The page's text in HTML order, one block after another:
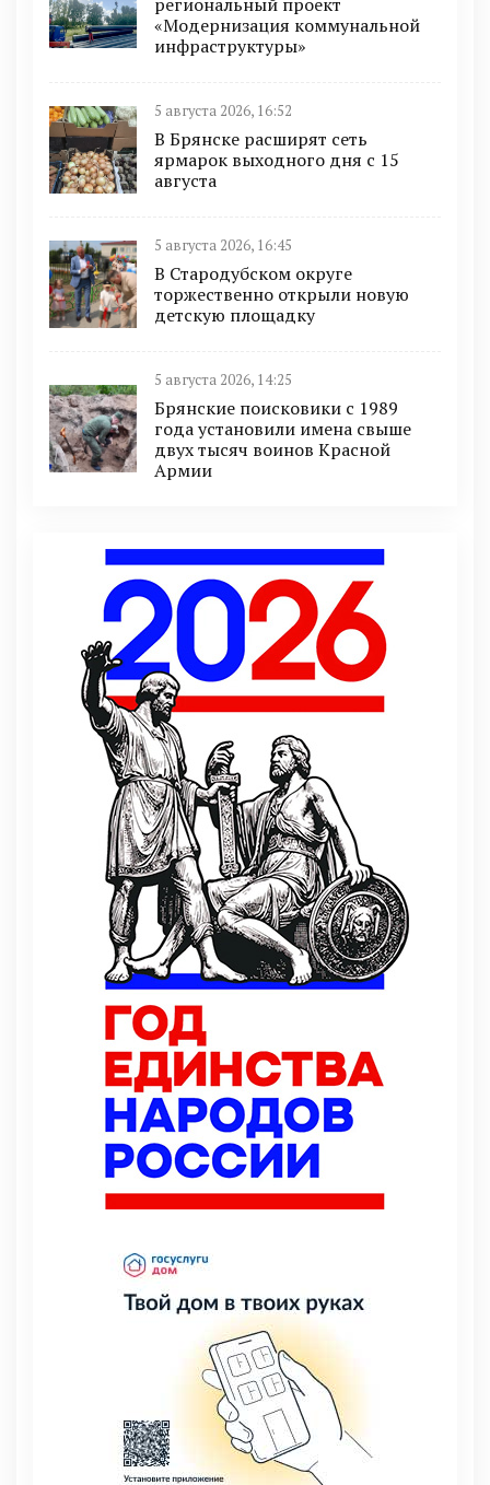
«Модернизация коммунальной
инфраструктуры»
5 августа 2026, 16:52
В Брянске расширят сеть
ярмарок выходного дня с 15
августа
5 августа 2026, 16:45
В Стародубском округе
торжественно открыли новую
детскую площадку
5 августа 2026, 14:25
Брянские поисковики с 1989
года установили имена свыше
двух тысяч воинов Красной
Армии